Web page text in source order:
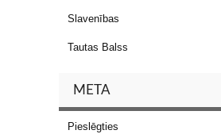
Slavenības
Tautas Balss
META
Pieslēgties